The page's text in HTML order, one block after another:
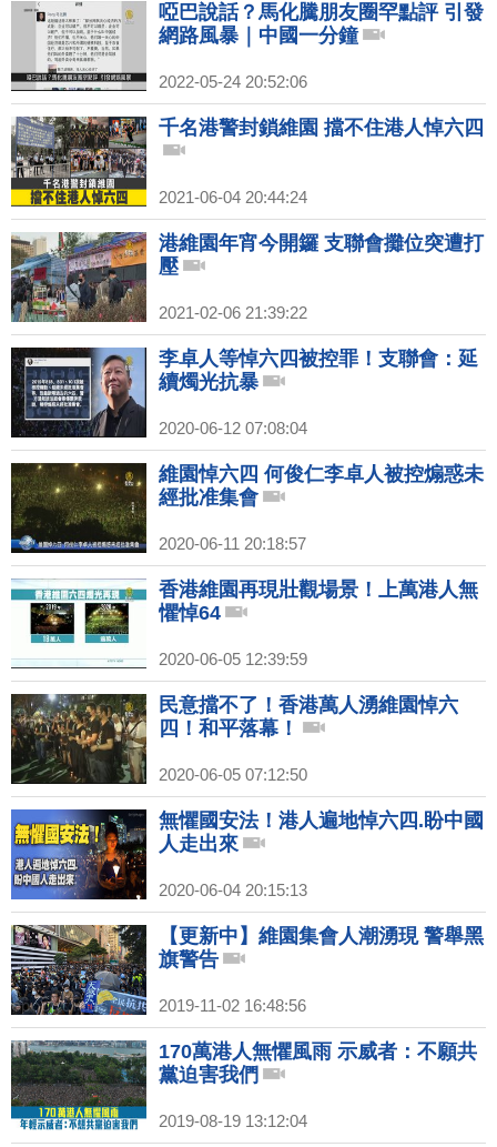
啞巴說話？馬化騰朋友圈罕點評 引發
網路風暴｜中國一分鐘
2022-05-24 20:52:06
千名港警封鎖維園 擋不住港人悼六四
2021-06-04 20:44:24
港維園年宵今開鑼 支聯會攤位突遭打
壓
2021-02-06 21:39:22
李卓人等悼六四被控罪！支聯會：延
續燭光抗暴
2020-06-12 07:08:04
維園悼六四 何俊仁李卓人被控煽惑未
經批准集會
2020-06-11 20:18:57
香港維園再現壯觀場景！上萬港人無
懼悼64
2020-06-05 12:39:59
民意擋不了！香港萬人湧維園悼六
四！和平落幕！
2020-06-05 07:12:50
無懼國安法！港人遍地悼六四.盼中國
人走出來
2020-06-04 20:15:13
【更新中】維園集會人潮湧現 警舉黑
旗警告
2019-11-02 16:48:56
170萬港人無懼風雨 示威者：不願共
黨迫害我們
2019-08-19 13:12:04